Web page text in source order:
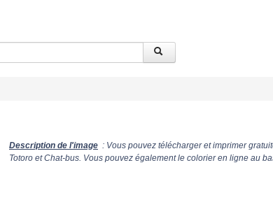
Description de l'image : Vous pouvez télécharger et imprimer
Totoro et Chat-bus. Vous pouvez également le colorier en ligne au